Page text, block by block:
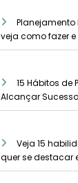
Planejamento
veja como fazer
15 Hábitos de
Alcançar
Veja 15
quer se destacar